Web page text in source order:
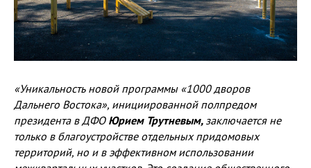
«Уникальность новой программы «1000 дворов
Дальнего Востока», инициированной полпредом
президента в ДФО Юрием Трутневым, заключается не
только в благоустройстве отдельных придомовых
территорий, но и в эффективном использовании